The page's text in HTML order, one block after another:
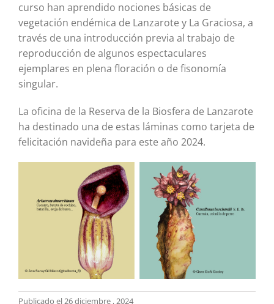
curso han aprendido nociones básicas de
vegetación endémica de Lanzarote y La Graciosa, a
través de una introducción previa al trabajo de
reproducción de algunos espectaculares
ejemplares en plena floración o de fisonomía
singular.
La oficina de la Reserva de la Biosfera de Lanzarote
ha destinado una de estas láminas como tarjeta de
felicitación navideña para este año 2024.
Publicado el 26 diciembre , 2024